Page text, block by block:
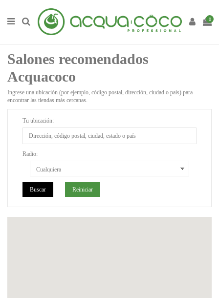
0
Salones recomendados
Acquacoco
Ingrese una ubicación (por ejemplo, código postal, dirección, ciudad o país) para
encontrar las tiendas más cercanas.
Tu ubicación:
Radio: